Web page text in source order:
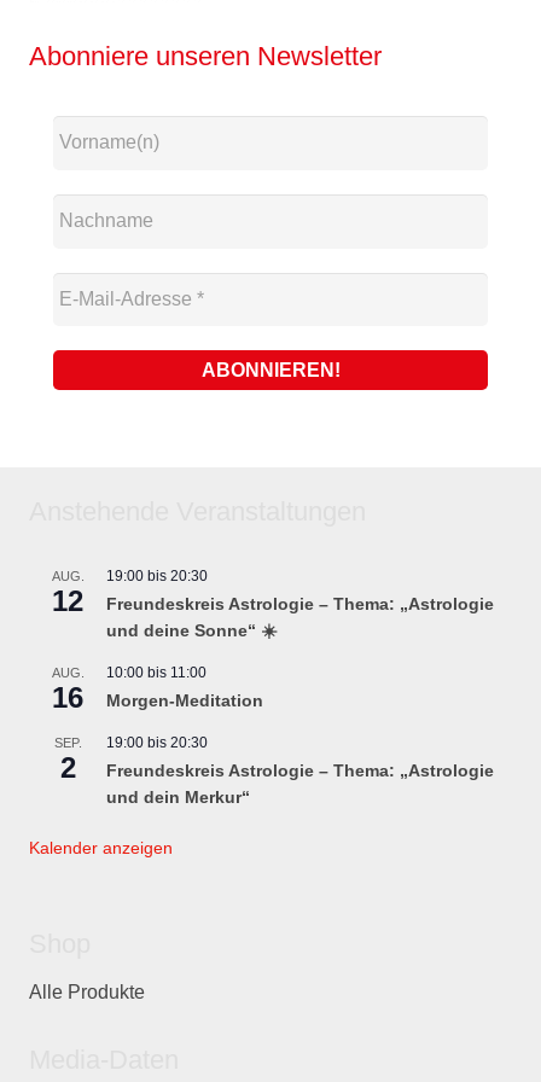
Abonniere unseren Newsletter
AUG.
12
19:00 bis 20:30
Freundeskreis Astrologie – Thema: „Astrologie
und deine Sonne“ ☀️
AUG.
16
10:00 bis 11:00
Morgen-Meditation
SEP.
2
19:00 bis 20:30
Freundeskreis Astrologie – Thema: „Astrologie
und dein Merkur“
Kalender anzeigen
Alle Produkte